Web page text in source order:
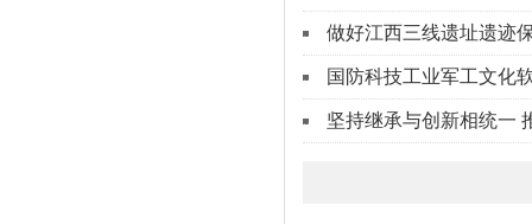
做好江西三线遗址遗迹
国防科技工业军工文化
坚持继承与创新相统一